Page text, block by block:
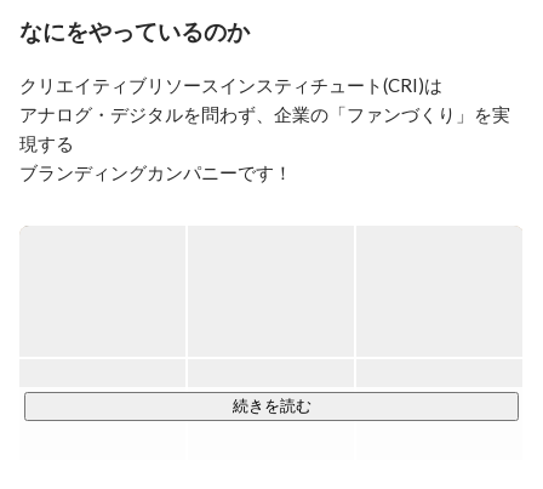
チャレンジしたいです。
なにをやっているのか
クリエイティブリソースインスティチュート(CRI)は
アナログ・デジタルを問わず、企業の「ファンづくり」を実
現する
ブランディングカンパニーです！
東京・福岡・大阪・名古屋・伊万里の計5拠点で仲間を募集中
・デジタルソリューション事業（DS）
続きを読む